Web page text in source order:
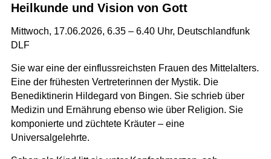
Heilkunde und Vision von Gott
Mittwoch, 17.06.2026, 6.35 – 6.40 Uhr, Deutschlandfunk
DLF
Sie war eine der einflussreichsten Frauen des Mittelalters.
Eine der frühesten Vertreterinnen der Mystik. Die
Benediktinerin Hildegard von Bingen. Sie schrieb über
Medizin und Ernährung ebenso wie über Religion. Sie
komponierte und züchtete Kräuter – eine
Universalgelehrte.